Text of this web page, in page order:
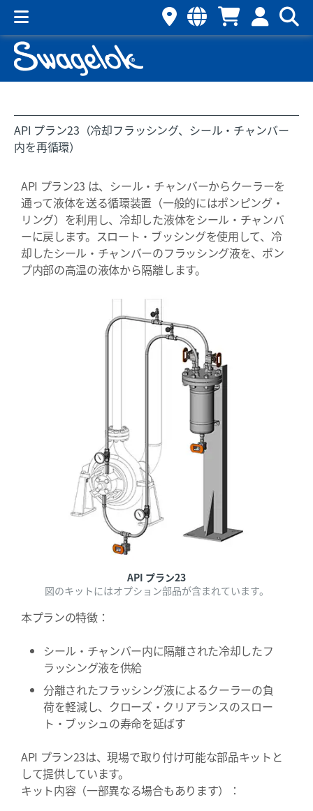
API プラン23（冷却フラッシング、シール・チャンバー
内を再循環）
API プラン23 は、シール・チャンバーからクーラーを
通って液体を送る循環装置（一般的にはポンピング・
リング）を利用し、冷却した液体をシール・チャンバ
ーに戻します。スロート・ブッシングを使用して、冷
却したシール・チャンバーのフラッシング液を、ポン
プ内部の高温の液体から隔離します。
API プラン23
図のキットにはオプション部品が含まれています。
本プランの特徴：
シール・チャンバー内に隔離された冷却したフ
ラッシング液を供給
分離されたフラッシング液によるクーラーの負
荷を軽減し、クローズ・クリアランスのスロー
ト・ブッシュの寿命を延ばす
API プラン23は、現場で取り付け可能な部品キットと
して提供しています。
キット内容（一部異なる場合もあります）：